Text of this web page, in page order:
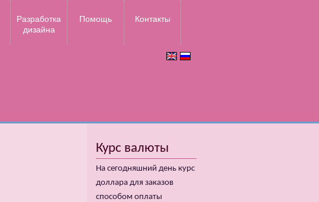
Разработка
дизайна
Помощь Контакты
Курс валюты
На сегодняшний день курс
доллара для заказов
способом оплаты